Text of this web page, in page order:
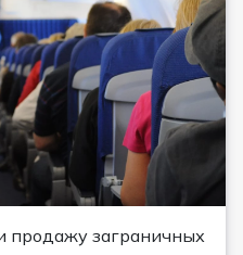
продажу заграничных